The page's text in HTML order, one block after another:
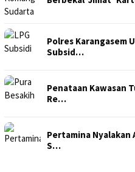
Polres Karangasem
Subsid…
Penataan Kawasan
Re…
Pertamina Nyalakan
S…